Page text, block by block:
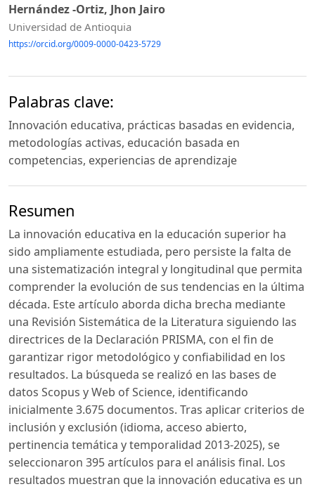
Hernández -Ortiz, Jhon Jairo
Universidad de Antioquia
https://orcid.org/0009-0000-0423-5729
Palabras clave:
Innovación educativa, prácticas basadas en evidencia,
metodologías activas, educación basada en
competencias, experiencias de aprendizaje
Resumen
La innovación educativa en la educación superior ha
sido ampliamente estudiada, pero persiste la falta de
una sistematización integral y longitudinal que permita
comprender la evolución de sus tendencias en la última
década. Este artículo aborda dicha brecha mediante
una Revisión Sistemática de la Literatura siguiendo las
directrices de la Declaración PRISMA, con el fin de
garantizar rigor metodológico y confiabilidad en los
resultados. La búsqueda se realizó en las bases de
datos Scopus y Web of Science, identificando
inicialmente 3.675 documentos. Tras aplicar criterios de
inclusión y exclusión (idioma, acceso abierto,
pertinencia temática y temporalidad 2013-2025), se
seleccionaron 395 artículos para el análisis final. Los
resultados muestran que la innovación educativa es un